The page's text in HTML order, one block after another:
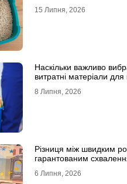
15 Липня, 2026
Наскільки важливо
витратні матеріали для
8 Липня, 2026
Різниця між швидким
гарантованим
6 Липня, 2026